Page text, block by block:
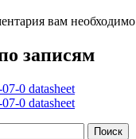
вам необходимо
записям
0 datasheet
0 datasheet